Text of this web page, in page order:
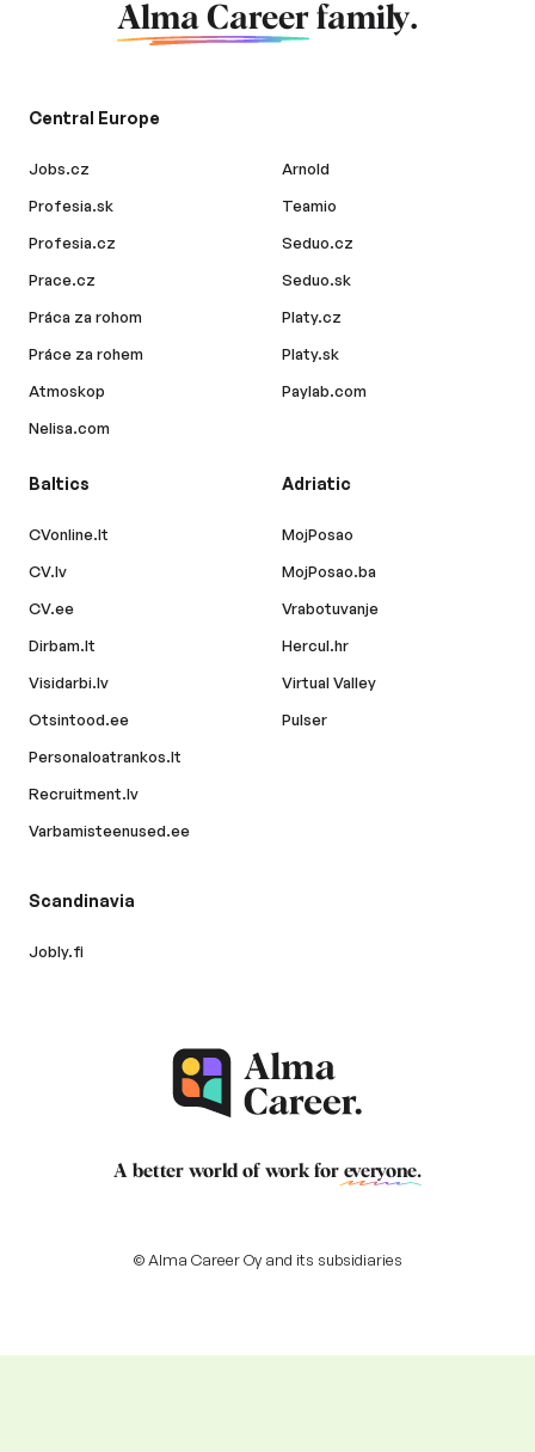
Alma Career family.
Central Europe
Jobs.cz
Profesia.sk
Profesia.cz
Prace.cz
Práca za rohom
Práce za rohem
Atmoskop
Nelisa.com
Arnold
Teamio
Seduo.cz
Seduo.sk
Platy.cz
Platy.sk
Paylab.com
Baltics
CVonline.lt
CV.lv
CV.ee
Dirbam.lt
Visidarbi.lv
Otsintood.ee
Personaloatrankos.lt
Recruitment.lv
Varbamisteenused.ee
Adriatic
MojPosao
MojPosao.ba
Vrabotuvanje
Hercul.hr
Virtual Valley
Pulser
Scandinavia
Jobly.fi
A better world of work for everyone.
© Alma Career Oy and its subsidiaries